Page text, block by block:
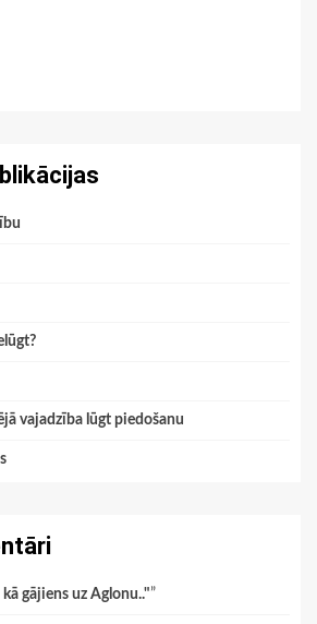
vajadzība lūgt piedošanu
gājiens uz Aglonu.."”